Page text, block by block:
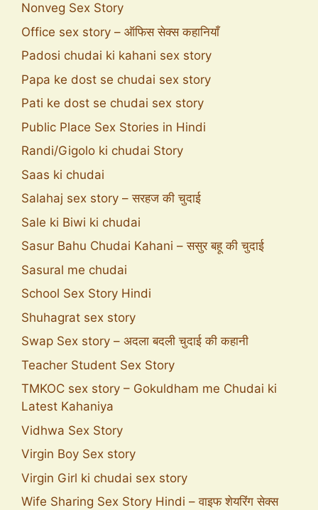
Nonveg Sex Story
Office sex story – ऑफिस सेक्स कहानियाँ
Padosi chudai ki kahani sex story
Papa ke dost se chudai sex story
Pati ke dost se chudai sex story
Public Place Sex Stories in Hindi
Randi/Gigolo ki chudai Story
Saas ki chudai
Salahaj sex story – सरहज की चुदाई
Sale ki Biwi ki chudai
Sasur Bahu Chudai Kahani – ससुर बहू की चुदाई
Sasural me chudai
School Sex Story Hindi
Shuhagrat sex story
Swap Sex story – अदला बदली चुदाई की कहानी
Teacher Student Sex Story
TMKOC sex story – Gokuldham me Chudai ki
Latest Kahaniya
Vidhwa Sex Story
Virgin Boy Sex story
Virgin Girl ki chudai sex story
Wife Sharing Sex Story Hindi – वाइफ शेयरिंग सेक्स